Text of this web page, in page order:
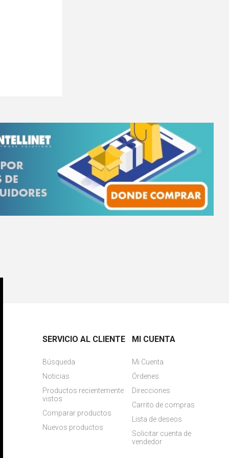
SERVICIO AL CLIENTE
Búsqueda
Noticias
Productos recientemente
vistos
Comparar productos
Nuevos productos
MI CUENTA
Mi Cuenta
Órdenes
Direcciones
Carrito de compras
Lista de deseos
Solicitar cuenta de
vendedor